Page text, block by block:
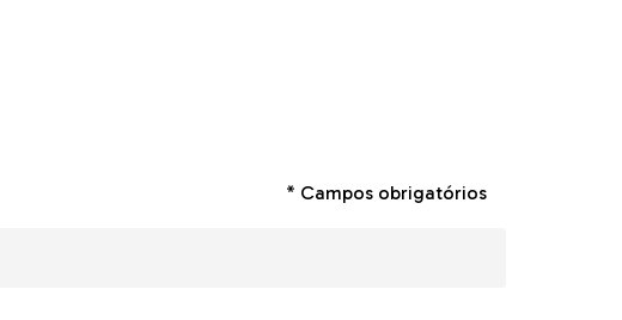
* Campos obrigatórios